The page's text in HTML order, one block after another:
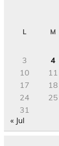
L M
3
4
10
11
17
18
24
25
31
« Jul